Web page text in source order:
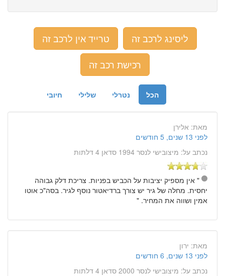
ליסינג לרכב זה
טרייד אין לרכב זה
רכישת רכב זה
חיובי שלילי נטרלי הכל
מאת: אלירן
לפני 13 שנים, 5 חודשים
נכתב על: מיצובישי לנסר 1994 סדאן 4 דלתות
" אין מספיק יציבות על הכביש בפניות. צריכת דלק גבוהה
יחסית. מחלה של גיר יש צורך ברדיאטור נוסף לגיר. בסה"כ אוטו
אמין ושווה את המחיר. "
מאת: ירון
לפני 13 שנים, 6 חודשים
נכתב על: מיצובישי לנסר 2000 סדאן 4 דלתות